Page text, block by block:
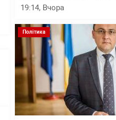
19:14, Вчора
Політика